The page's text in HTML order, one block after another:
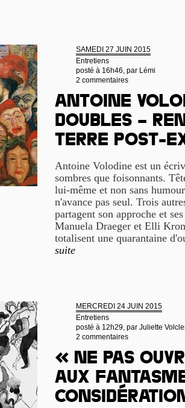
SAMEDI 27 JUIN 2015
Entretiens
posté à 16h46, par Lémi
2 commentaires
Antoine
doubles –
terre post-
Antoine Volodine est un
sombres que foisonnants.
lui-même et non sans
n'avance pas seul. Trois
partagent son approche et
Manuela Draeger et Elli
totalisent une quarantaine
suite
MERCREDI 24 JUIN 2015
Entretiens
posté à 12h29, par Juliette
2 commentaires
« Ne pas
aux